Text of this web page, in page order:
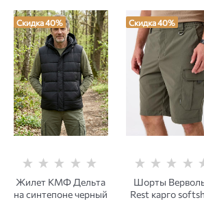
Скидка 40%
Жилет КМФ Дельта
на синтепоне черный
Скидка 40%
Шорты
Rest карго